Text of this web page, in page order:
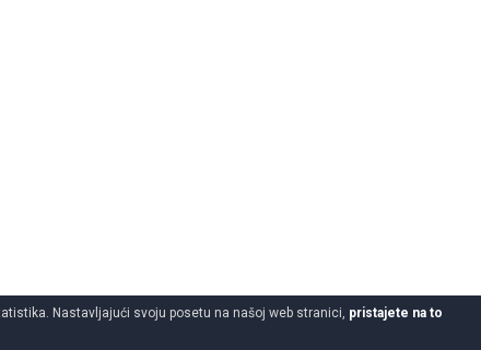
Nastavljajući svoju posetu na našoj web stranici, pristajete na to